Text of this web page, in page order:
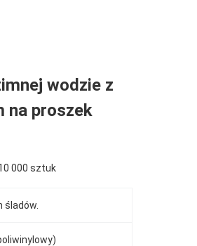
wodzie z
na proszek
000 sztuk
śladów.